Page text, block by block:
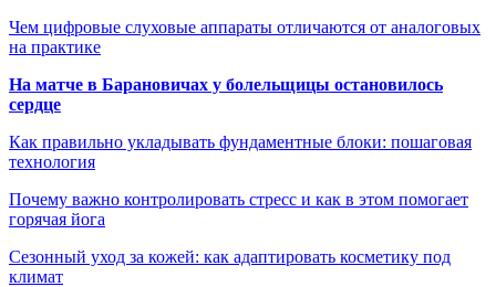
Чем цифровые слуховые аппараты отличаются от аналоговых
на практике
На матче в Барановичах у болельщицы остановилось
сердце
Как правильно укладывать фундаментные блоки: пошаговая
технология
Почему важно контролировать стресс и как в этом помогает
горячая йога
Сезонный уход за кожей: как адаптировать косметику под
климат